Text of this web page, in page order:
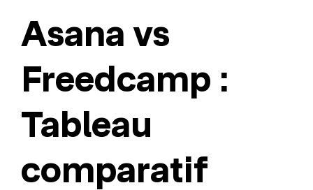
Asana vs
Freedcamp :
Tableau
comparatif